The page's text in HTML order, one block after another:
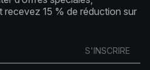
recevez 15 % de réduction sur
S'INSCRIRE